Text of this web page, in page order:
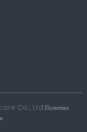
Co., Ltd.Политика